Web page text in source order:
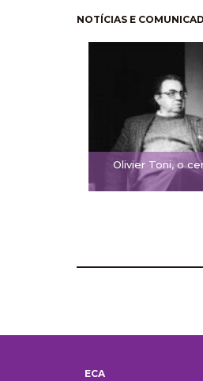
NOTÍCIAS E
Olivier Toni, o
Pagination
ECA